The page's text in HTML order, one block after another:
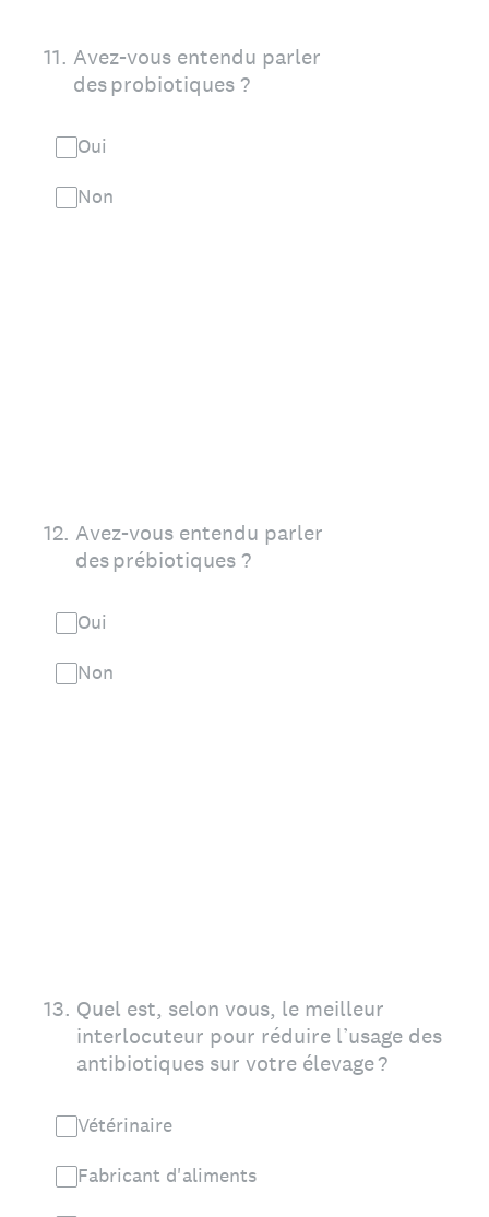
11. Avez-vous entendu parler
des probiotiques ?
Oui
Non
12. Avez-vous entendu parler
des prébiotiques ?
Oui
Non
13. Quel est, selon vous, le meilleur
interlocuteur pour réduire l’usage des
antibiotiques sur votre élevage ?
Vétérinaire
Fabricant d'aliments